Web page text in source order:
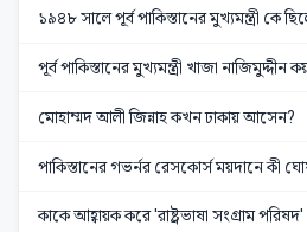
১৯৪৮ সালে পূর্ব পাকিস্তানের মুখ্যমন্ত্রী কে
পূর্ব পাকিস্তানের মুখ্যমন্ত্রী খাজা নাজিমুদ্দীন
মোহাম্মদ আলী জিন্নাহ কখন ঢাকায় আসেন?
পাকিস্তানের গভর্নর রেসকোর্স ময়দানে কী
কাকে আহ্বায়ক করে 'রাষ্ট্রভাষা সংগ্রাম